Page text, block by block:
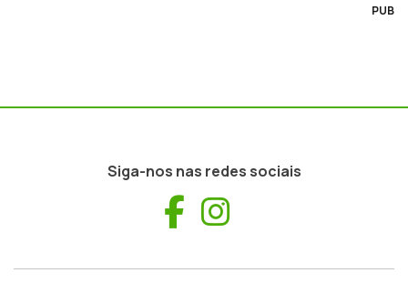
PUB
Siga-nos nas redes sociais
Facebook